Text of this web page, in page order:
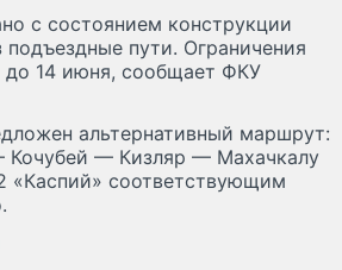
с состоянием конструкции
подъездные пути. Ограничения
до 14 июня, сообщает ФКУ
альтернативный маршрут:
Кочубей — Кизляр — Махачкалу
«Каспий» соответствующим